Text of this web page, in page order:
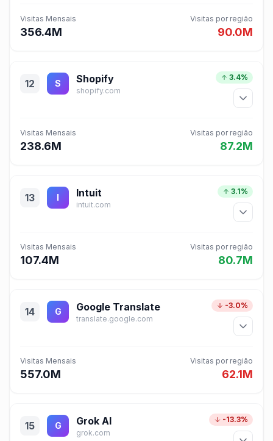
Visitas Mensais
356.4M
Visitas por região
90.0M
12 S Shopify
shopify.com
3.4%
Visitas Mensais
238.6M
Visitas por região
87.2M
13 I Intuit
intuit.com
3.1%
Visitas Mensais
107.4M
Visitas por região
80.7M
14 G Google Translate
translate.google.com
-3.0%
Visitas Mensais
557.0M
Visitas por região
62.1M
15 G Grok AI
grok.com
-13.3%